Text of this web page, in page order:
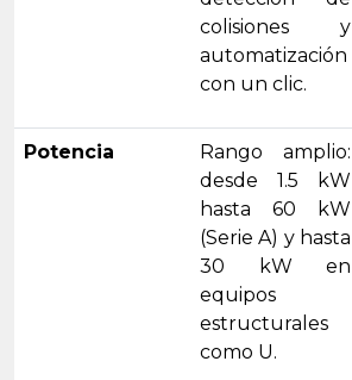
colisiones y
automatización
con un clic.
Potencia
Rango amplio:
desde 1.5 kW
hasta 60 kW
(Serie A) y hasta
30 kW en
equipos
estructurales
como U.